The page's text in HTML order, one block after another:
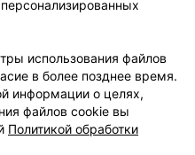
использования файлов
в более позднее время.
информации о целях,
файлов cookie вы
Политикой обработки